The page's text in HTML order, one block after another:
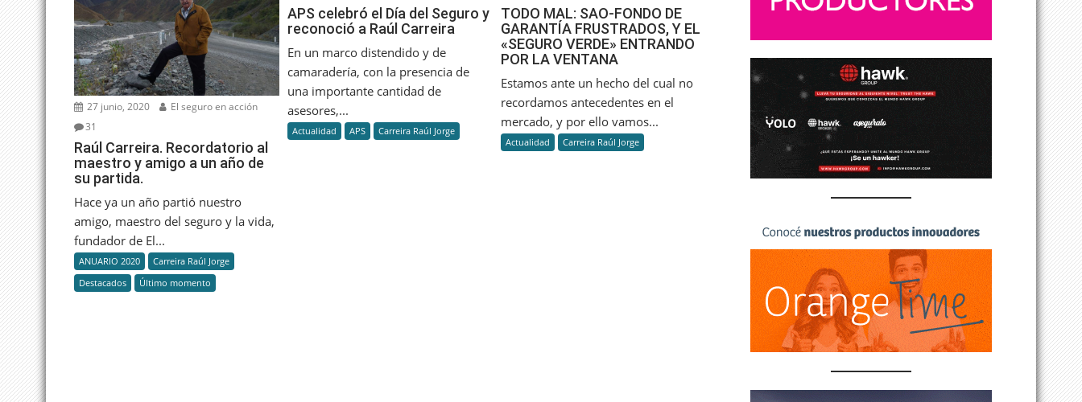
27 junio, 2020
El seguro en acción
31
Raúl Carreira. Recordatorio al
maestro y amigo a un año de
su partida.
Hace ya un año partió nuestro
amigo, maestro del seguro y la vida,
fundador de El...
ANUARIO 2020
Carreira Raúl Jorge
Destacados
Último momento
APS celebró el Día del Seguro y
reconoció a Raúl Carreira
En un marco distendido y de
camaradería, con la presencia de
una importante cantidad de
asesores,...
Actualidad APS Carreira Raúl Jorge
TODO MAL: SAO-FONDO DE
GARANTÍA FRUSTRADOS, Y EL
«SEGURO VERDE» ENTRANDO
POR LA VENTANA
Estamos ante un hecho del cual no
recordamos antecedentes en el
mercado, y por ello vamos...
Actualidad Carreira Raúl Jorge